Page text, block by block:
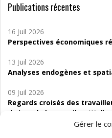
Gérer le
Publications récentes
16 Juil 2026
Perspectives économiques
13 Juil 2026
Analyses endogènes et
09 Juil 2026
Regards croisés des
de jour de bas seuil en